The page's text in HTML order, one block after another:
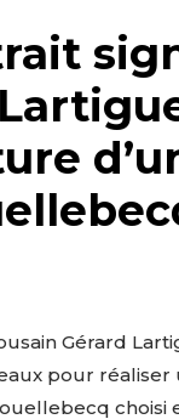
Gérard
pour
choisi